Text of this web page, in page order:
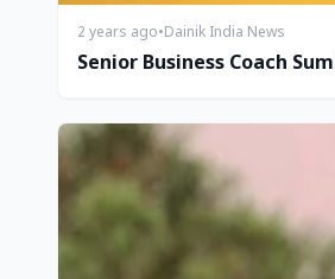
2 years ago•Dainik India News
Senior Business Coach